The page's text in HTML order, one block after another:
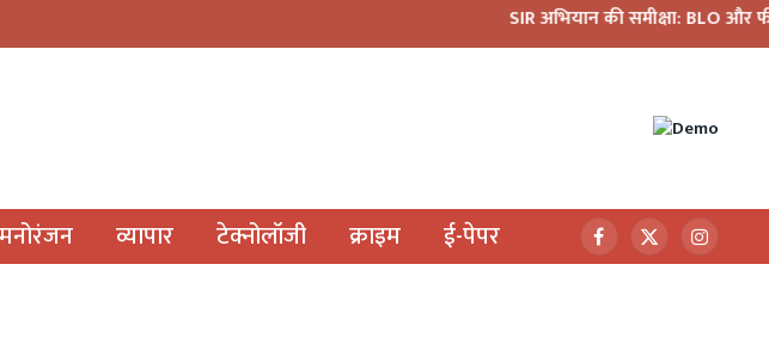
SIR अभियान की समीक्षा: BLO और फील्ड स्टाफ
मनोरंजन व्यापार टेक्नोलॉजी क्राइम ई-पेपर Facebook
X
(Twitter)